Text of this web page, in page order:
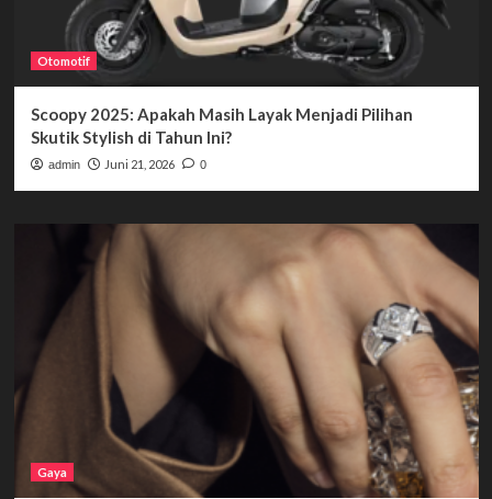
Otomotif
Scoopy 2025: Apakah Masih Layak Menjadi Pilihan
Skutik Stylish di Tahun Ini?
admin Juni 21, 2026 0
Gaya